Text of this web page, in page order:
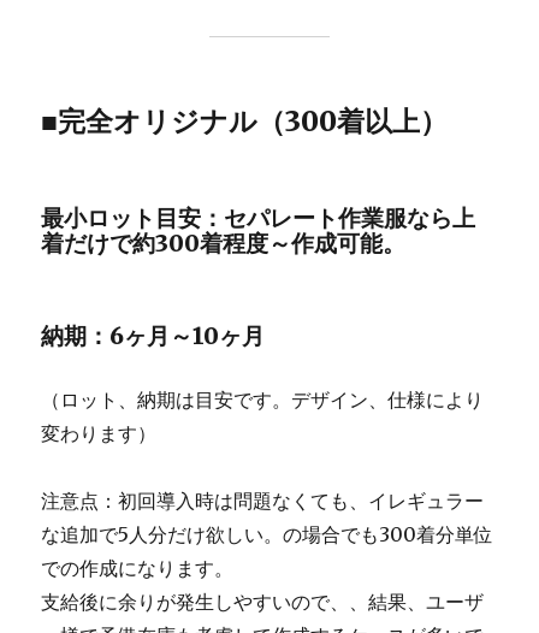
■完全オリジナル（300着以上）
最小ロット目安：セパレート作業服なら上
着だけで約300着程度～作成可能。
納期：6ヶ月～10ヶ月
（ロット、納期は目安です。デザイン、仕様により
変わります）
注意点：初回導入時は問題なくても、イレギュラー
な追加で5人分だけ欲しい。の場合でも300着分単位
での作成になります。
支給後に余りが発生しやすいので、、結果、ユーザ